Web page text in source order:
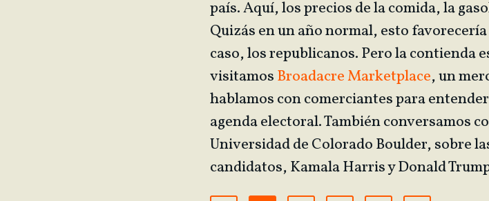
país. Aquí, los precios de la comida, la
Quizás en un año normal, esto
caso, los republicanos. Pero la contienda
visitamosBroadacre Marketplace, un
hablamos con comerciantes para entender
agenda electoral. También conversamos
Universidad de Colorado Boulder, sobre
candidatos, Kamala Harris y Donald